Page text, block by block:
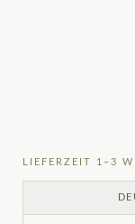
LIEFERZEIT 1–3